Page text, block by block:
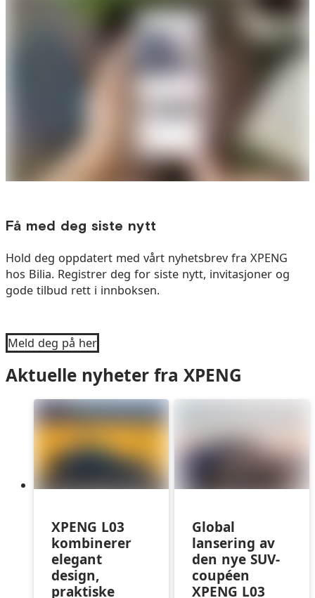
Få med deg siste nytt
Hold deg oppdatert med vårt nyhetsbrev fra XPENG
hos Bilia. Registrer deg for siste nytt, invitasjoner og
gode tilbud rett i innboksen.
Meld deg på her
Aktuelle nyheter fra XPENG
XPENG L03
kombinerer
elegant
design,
praktiske
Global
lansering av
den nye SUV-
coupéen
XPENG L03